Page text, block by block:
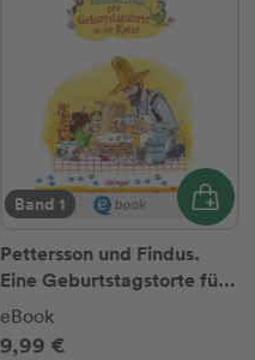
Band 1
Pettersson und Findus.
Eine Geburtstagstorte für
die Katze
eBook
9,99 €